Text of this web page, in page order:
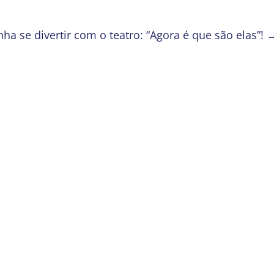
se divertir com o teatro: “Agora é que são elas”!